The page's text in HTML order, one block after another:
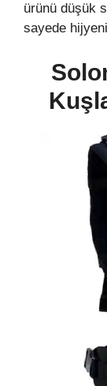
ürünü düşük
sayede